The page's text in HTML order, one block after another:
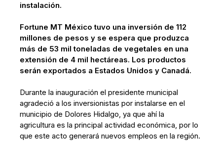
instalación.
Fortune MT México tuvo una inversión de 112
millones de pesos y se espera que produzca
más de 53 mil toneladas de vegetales en una
extensión de 4 mil hectáreas. Los productos
serán exportados a Estados Unidos y Canadá.
Durante la inauguración el presidente municipal
agradeció a los inversionistas por instalarse en el
municipio de Dolores Hidalgo, ya que ahí la
agricultura es la principal actividad económica, por lo
que este acto generará nuevos empleos en la región.